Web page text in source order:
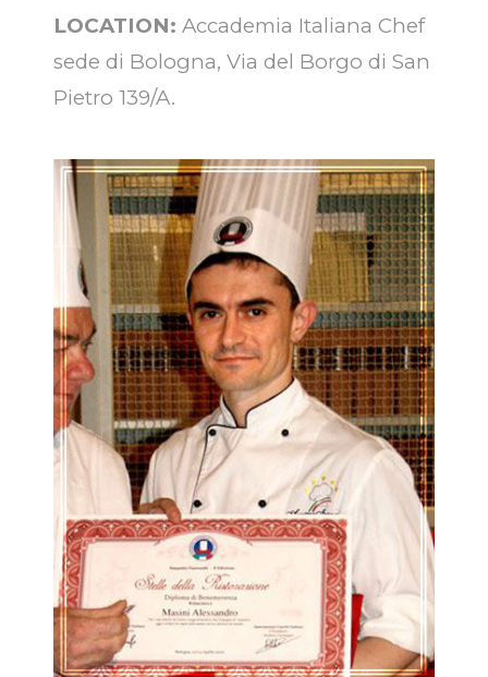
LOCATION: Accademia Italiana Chef
sede di Bologna, Via del Borgo di San
Pietro 139/A.